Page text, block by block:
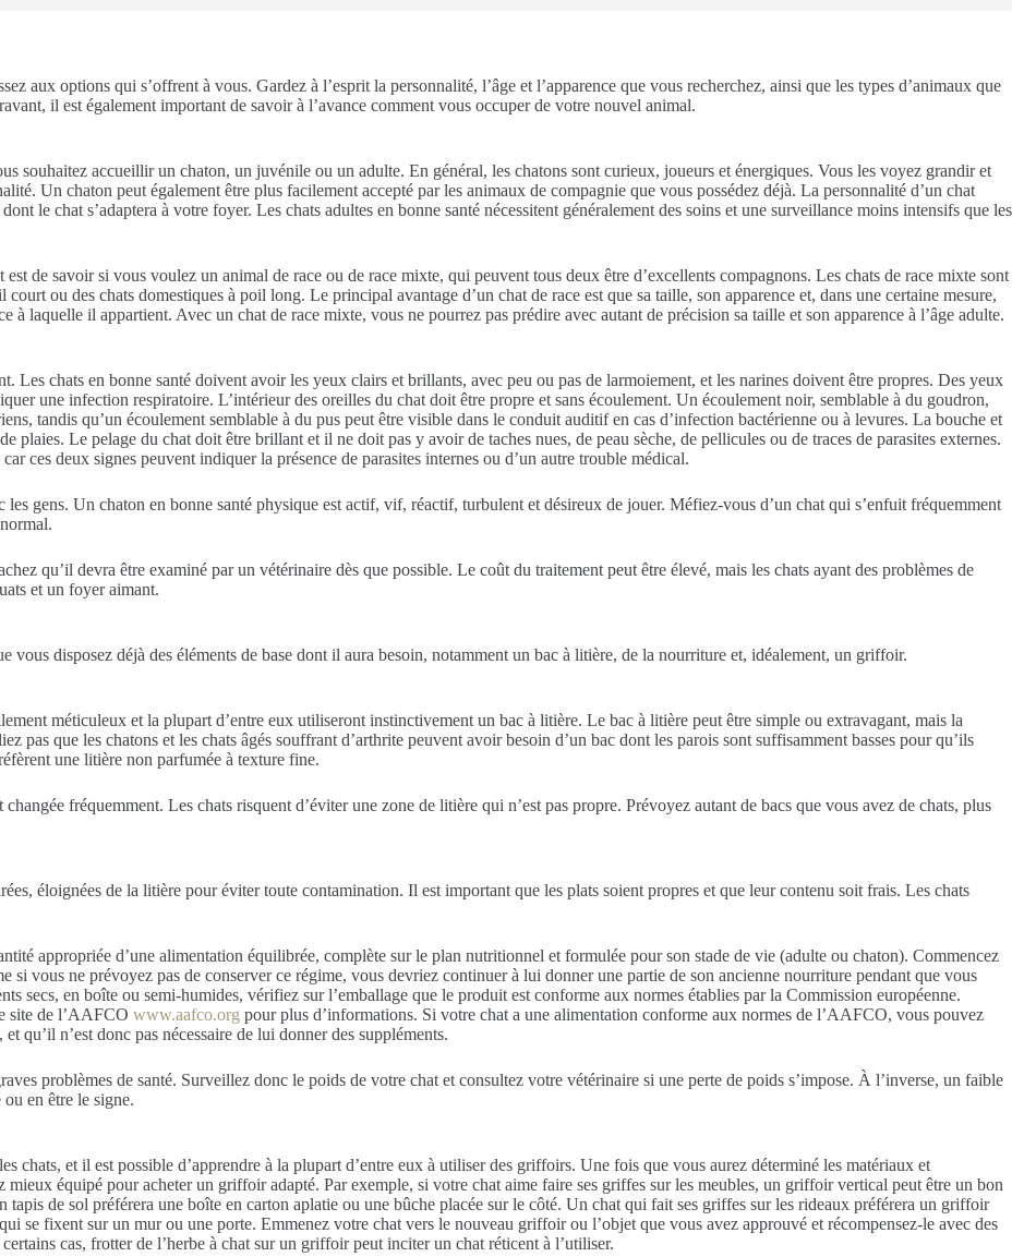
aux options qui s’offrent à vous. Gardez à l’esprit la personnalité, l’âge et l’apparence que vous recherchez, ainsi que les types d’animaux que
il est également important de savoir à l’avance comment vous occuper de votre nouvel animal.
souhaitez accueillir un chaton, un juvénile ou un adulte. En général, les chatons sont curieux, joueurs et énergiques. Vous les voyez grandir et
Un chaton peut également être plus facilement accepté par les animaux de compagnie que vous possédez déjà. La personnalité d’un chat
le chat s’adaptera à votre foyer. Les chats adultes en bonne santé nécessitent généralement des soins et une surveillance moins intensifs que les
de savoir si vous voulez un animal de race ou de race mixte, qui peuvent tous deux être d’excellents compagnons. Les chats de race mixte sont
court ou des chats domestiques à poil long. Le principal avantage d’un chat de race est que sa taille, son apparence et, dans une certaine mesure,
à laquelle il appartient. Avec un chat de race mixte, vous ne pourrez pas prédire avec autant de précision sa taille et son apparence à l’âge adulte.
Les chats en bonne santé doivent avoir les yeux clairs et brillants, avec peu ou pas de larmoiement, et les narines doivent être propres. Des yeux
une infection respiratoire. L’intérieur des oreilles du chat doit être propre et sans écoulement. Un écoulement noir, semblable à du goudron,
tandis qu’un écoulement semblable à du pus peut être visible dans le conduit auditif en cas d’infection bactérienne ou à levures. La bouche et
plaies. Le pelage du chat doit être brillant et il ne doit pas y avoir de taches nues, de peau sèche, de pellicules ou de traces de parasites externes.
ces deux signes peuvent indiquer la présence de parasites internes ou d’un autre trouble médical.
les gens. Un chaton en bonne santé physique est actif, vif, réactif, turbulent et désireux de jouer. Méfiez-vous d’un chat qui s’enfuit fréquemment
qu’il devra être examiné par un vétérinaire dès que possible. Le coût du traitement peut être élevé, mais les chats ayant des problèmes de
et un foyer aimant.
vous disposez déjà des éléments de base dont il aura besoin, notamment un bac à litière, de la nourriture et, idéalement, un griffoir.
méticuleux et la plupart d’entre eux utiliseront instinctivement un bac à litière. Le bac à litière peut être simple ou extravagant, mais la
pas que les chatons et les chats âgés souffrant d’arthrite peuvent avoir besoin d’un bac dont les parois sont suffisamment basses pour qu’ils
une litière non parfumée à texture fine.
fréquemment. Les chats risquent d’éviter une zone de litière qui n’est pas propre. Prévoyez autant de bacs que vous avez de chats, plus
éloignées de la litière pour éviter toute contamination. Il est important que les plats soient propres et que leur contenu soit frais. Les chats
appropriée d’une alimentation équilibrée, complète sur le plan nutritionnel et formulée pour son stade de vie (adulte ou chaton). Commencez
si vous ne prévoyez pas de conserver ce régime, vous devriez continuer à lui donner une partie de son ancienne nourriture pendant que vous
secs, en boîte ou semi-humides, vérifiez sur l’emballage que le produit est conforme aux normes établies par la Commission européenne.
site de l’AAFCO www.aafco.org pour plus d’informations. Si votre chat a une alimentation conforme aux normes de l’AAFCO, vous pouvez
qu’il n’est donc pas nécessaire de lui donner des suppléments.
problèmes de santé. Surveillez donc le poids de votre chat et consultez votre vétérinaire si une perte de poids s’impose. À l’inverse, un faible
en être le signe.
chats, et il est possible d’apprendre à la plupart d’entre eux à utiliser des griffoirs. Une fois que vous aurez déterminé les matériaux et
mieux équipé pour acheter un griffoir adapté. Par exemple, si votre chat aime faire ses griffes sur les meubles, un griffoir vertical peut être un bon
de sol préférera une boîte en carton aplatie ou une bûche placée sur le côté. Un chat qui fait ses griffes sur les rideaux préférera un griffoir
se fixent sur un mur ou une porte. Emmenez votre chat vers le nouveau griffoir ou l’objet que vous avez approuvé et récompensez-le avec des
cas, frotter de l’herbe à chat sur un griffoir peut inciter un chat réticent à l’utiliser.